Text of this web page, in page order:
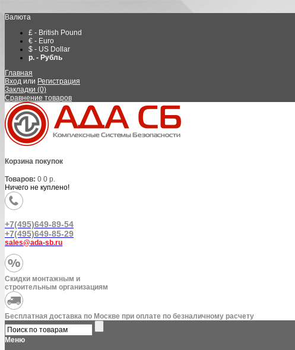
Валюта
£ - British Pound
€ - Euro
$ - US Dollar
р. - Рубль
Главная
Вход или Регистрация
Закладки (0)
Сравнение товаров
Корзина покупок
Товаров: 0 0 р.
Ничего не куплено!
+7(495)649-89-54
+7(495)649-85-29
sales@ada-sb.ru
Скидки монтажным и
строительным организациям
Бесплатная доставка по Москве при оплате по безналичному расчету
Меню